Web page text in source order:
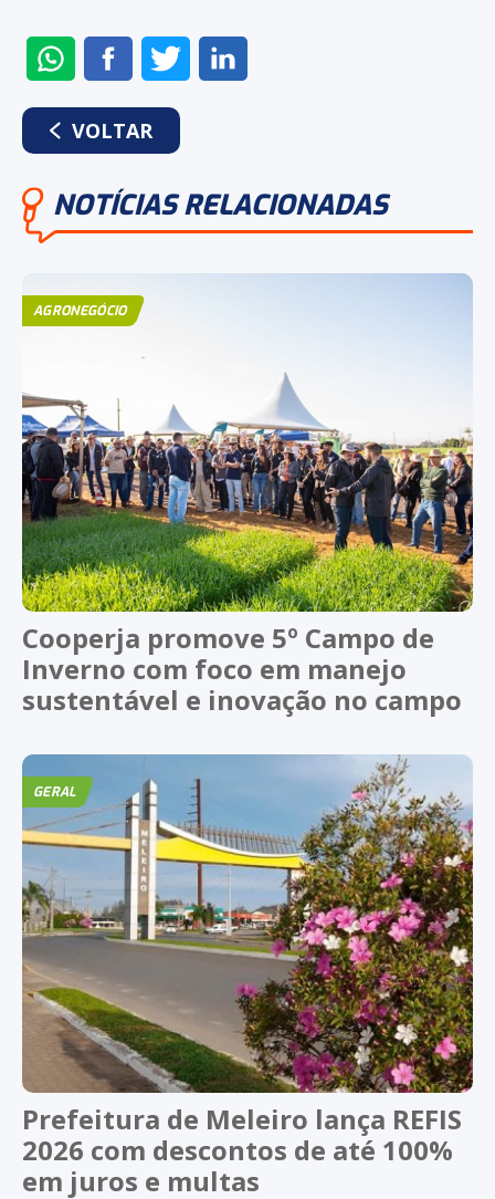
ENVIAR
NO
WHATSAPP
COMPARTILHAR
NO
FACEBOOK
COMPARTILHAR
NO
VOLTAR
NOTÍCIAS RELACIONADAS
AGRONEGÓCIO
Cooperja promove 5º Campo de
Inverno com foco em manejo
sustentável e inovação no campo
GERAL
Prefeitura de Meleiro lança REFIS
2026 com descontos de até 100%
em juros e multas